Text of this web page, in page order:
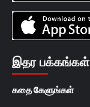
இதர பக்கங்கள்
கதை கேளுங்கள்